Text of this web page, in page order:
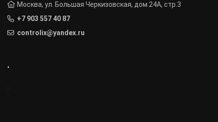
Москва, ул. Большая Черкизовская, дом 24А, стр.3
+7 903 557 40 87
controlix@yandex.ru
.